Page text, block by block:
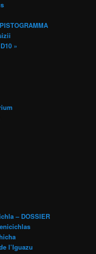
»
– DOSSIER
l’Iguazu